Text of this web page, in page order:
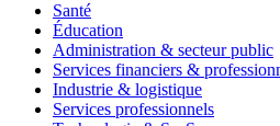
Santé
Éducation
Administration & secteur public
Services financiers &
Industrie & logistique
Services professionnels